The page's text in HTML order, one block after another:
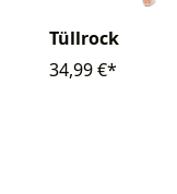
Tüllrock
34,99 €*